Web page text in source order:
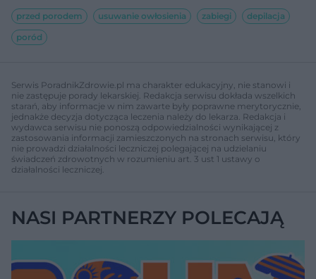
przed porodem usuwanie owłosienia zabiegi
depilacja
poród
Serwis PoradnikZdrowie.pl ma charakter edukacyjny, nie stanowi i
nie zastępuje porady lekarskiej. Redakcja serwisu dokłada wszelkich
starań, aby informacje w nim zawarte były poprawne merytorycznie,
jednakże decyzja dotycząca leczenia należy do lekarza. Redakcja i
wydawca serwisu nie ponoszą odpowiedzialności wynikającej z
zastosowania informacji zamieszczonych na stronach serwisu, który
nie prowadzi działalności leczniczej polegającej na udzielaniu
świadczeń zdrowotnych w rozumieniu art. 3 ust 1 ustawy o
działalności leczniczej.
NASI PARTNERZY POLECAJĄ